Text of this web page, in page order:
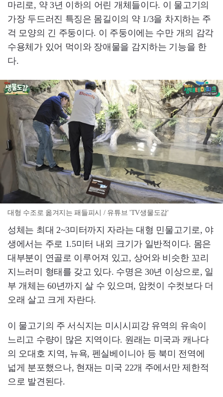
마리로, 약 3년 이하의 어린 개체들이다. 이 물고기의
가장 두드러진 특징은 몸길이의 약 1/3을 차지하는 주
걱 모양의 긴 주둥이다. 이 주둥이에는 수만 개의 감각
수용체가 있어 먹이와 장애물을 감지하는 기능을 한
다.
대형 수조로 옮겨지는 패들피시 / 유튜브 'TV생물도감'
성체는 최대 2~3미터까지 자라는 대형 민물고기로, 야
생에서는 주로 1.5미터 내외 크기가 일반적이다. 몸은
대부분이 연골로 이루어져 있고, 상어와 비슷한 꼬리
지느러미 형태를 갖고 있다. 수명은 30년 이상으로, 일
부 개체는 60년까지 살 수 있으며, 암컷이 수컷보다 더
오래 살고 크게 자란다.
이 물고기의 주 서식지는 미시시피강 유역의 유속이
느리고 수량이 많은 지역이다. 원래는 미국과 캐나다
의 오대호 지역, 뉴욕, 펜실베이니아 등 북미 전역에
넓게 분포했으나, 현재는 미국 22개 주에서만 제한적
으로 발견된다.